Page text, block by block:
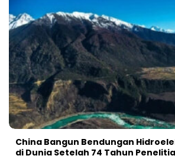
China Bangun Bendungan
di Dunia Setelah 74 Tahun